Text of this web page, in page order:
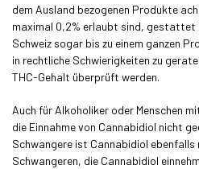
dem Ausland bezogenen Produkte
maximal 0,2% erlaubt sind, gestattet
Schweiz sogar bis zu einem ganzen
in rechtliche Schwierigkeiten zu
THC-Gehalt überprüft werden.
Auch für Alkoholiker oder Menschen
die Einnahme von Cannabidiol nicht
Schwangere ist Cannabidiol ebenfalls
Schwangeren, die Cannabidiol